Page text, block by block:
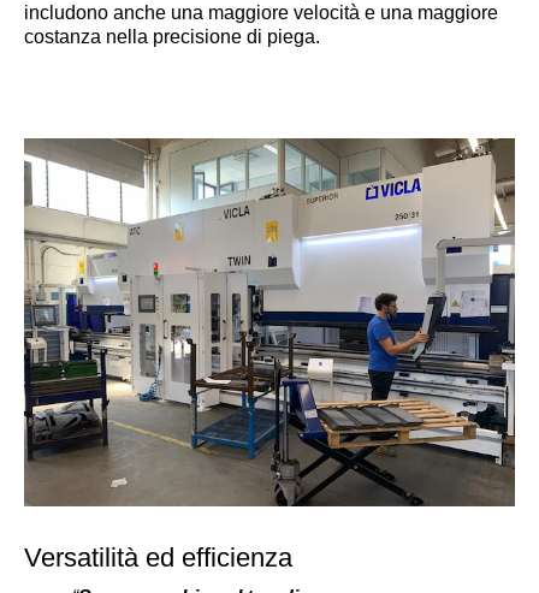
includono anche una maggiore velocità e una maggiore
costanza nella precisione di piega.
Versatilità ed efficienza